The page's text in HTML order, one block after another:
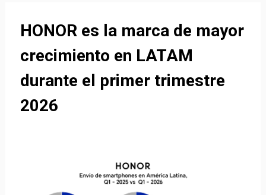
HONOR es la marca de mayor
crecimiento en LATAM
durante el primer trimestre
2026